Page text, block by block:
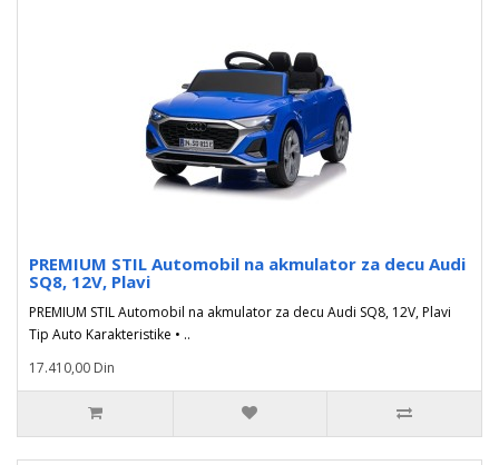
PREMIUM STIL Automobil na akmulator za decu Audi
SQ8, 12V, Plavi
PREMIUM STIL Automobil na akmulator za decu Audi SQ8, 12V, Plavi
Tip Auto Karakteristike • ..
17.410,00 Din